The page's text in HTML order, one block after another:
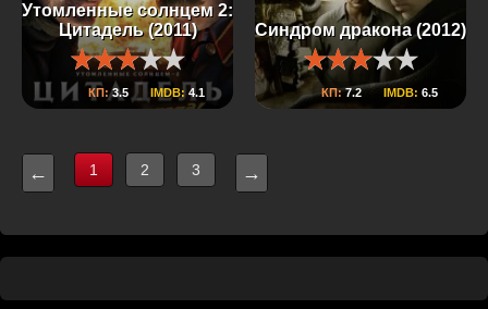
Утомленные солнцем 2:
Цитадель (2011)
КП:3.5 IMDB: 4.1
Синдром дракона (2012)
КП:7.2 IMDB: 6.5
← 1 2 3 →